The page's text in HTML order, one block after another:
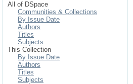
All of DSpace
Communities & Collections
By Issue Date
Authors
Titles
Subjects
This Collection
By Issue Date
Authors
Titles
Subjects